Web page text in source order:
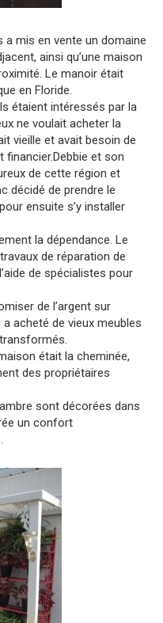
a mis en vente un domaine
ainsi qu’une maison
Le manoir était
en Floride.
étaient intéressés par la
ne voulait acheter la
vieille et avait besoin de
financier.Debbie et son
de cette région et
décidé de prendre le
ensuite s’y installer
la dépendance. Le
de réparation de
de spécialistes pour
de l’argent sur
a acheté de vieux meubles
était la cheminée,
des propriétaires
sont décorées dans
un confort